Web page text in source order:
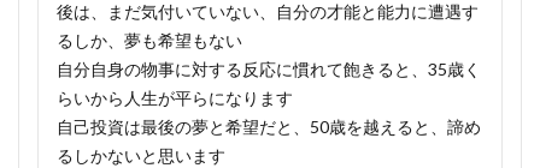
後は、まだ気付いていない、自分の才能と能力に遭遇す
るしか、夢も希望もない
自分自身の物事に対する反応に慣れて飽きると、35歳く
らいから人生が平らになります
自己投資は最後の夢と希望だと、50歳を越えると、諦め
るしかないと思います